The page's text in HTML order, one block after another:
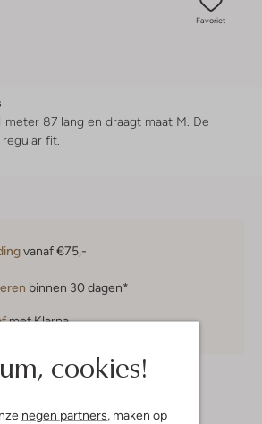
cookies!
negen partners, maken op
Favoriet
meter 87 lang en draagt maat M. De
regular fit
vanaf €75,-
binnen 30 dagen*
met Klarna